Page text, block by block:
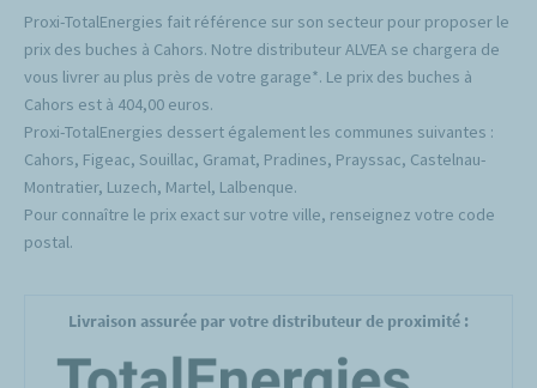
Proxi-TotalEnergies fait référence sur son secteur pour proposer le
prix des buches à Cahors. Notre distributeur ALVEA se chargera de
vous livrer au plus près de votre garage*. Le prix des buches à
Cahors est à 404,00 euros.
Proxi-TotalEnergies dessert également les communes suivantes :
Cahors, Figeac, Souillac, Gramat, Pradines, Prayssac, Castelnau-
Montratier, Luzech, Martel, Lalbenque.
Pour connaître le prix exact sur votre ville, renseignez votre code
postal.
Livraison assurée par votre distributeur de proximité :